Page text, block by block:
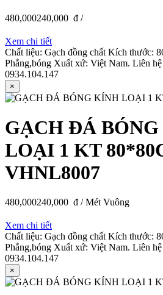
480,000240,000 đ /
Xem chi tiết
Chất liệu: Gạch đồng chất Kích thước:
Phẳng,bóng Xuất xứ: Việt Nam. Liên
0934.104.147
×
GẠCH ĐÁ
LOẠI 1 KT
VHNL8007
480,000240,000 đ / Mét Vuông
Xem chi tiết
Chất liệu: Gạch đồng chất Kích thước:
Phẳng,bóng Xuất xứ: Việt Nam. Liên
0934.104.147
×